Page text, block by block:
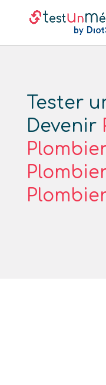
Tester
Devenir